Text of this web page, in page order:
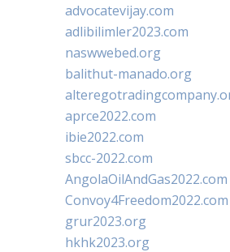
advocatevijay.com
adlibilimler2023.com
naswwebed.org
balithut-manado.org
aprce2022.com
ibie2022.com
sbcc-2022.com
AngolaOilAndGas2022.com
Convoy4Freedom2022.com
grur2023.org
hkhk2023.org